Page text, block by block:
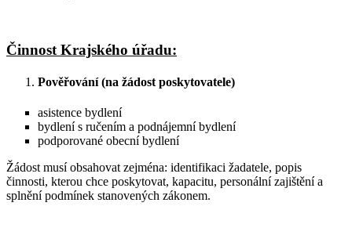
Činnost Krajského úřadu:
Pověřování (na žádost poskytovatele)
asistence bydlení
bydlení s ručením a podnájemní bydlení
podporované obecní bydlení
Žádost musí obsahovat zejména: identifikaci žadatele, popis
činnosti, kterou chce poskytovat, kapacitu, personální zajištění a
splnění podmínek stanovených zákonem.